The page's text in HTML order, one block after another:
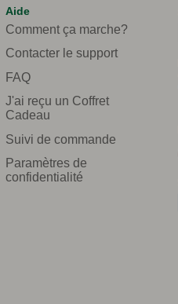
Aide
Comment ça marche?
Contacter le support
FAQ
J'ai reçu un Coffret
Cadeau
Suivi de commande
Paramètres de
confidentialité